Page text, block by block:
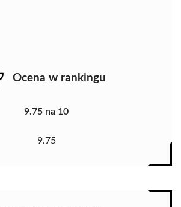
Ocena w rankingu
9.75 na 10
9.75